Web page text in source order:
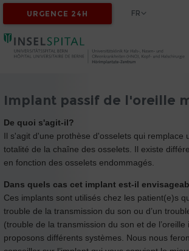
URGENCE 24H FR
Implant passif de l'oreille
De quoi s'agit-il?
Il s'agit d'une prothèse d'osselets qui remplace
totalité de la chaîne des osselets. Il existe
en fonction des osselets endommagés.
Dans quels cas cet implant est-il
Ces implants sont utilisés chez les patient(e)s
trouble de la transmission du son ou d’un
(trouble de la transmission du son et de l’oreille
proposons différents systèmes. Nous nous